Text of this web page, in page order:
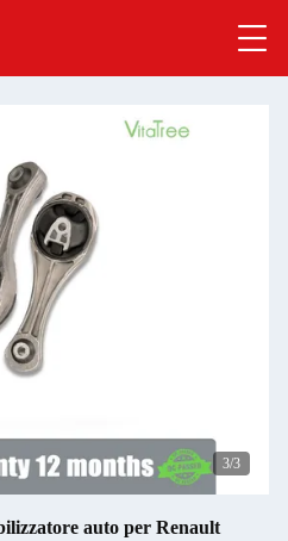
3/3
auto per Renault